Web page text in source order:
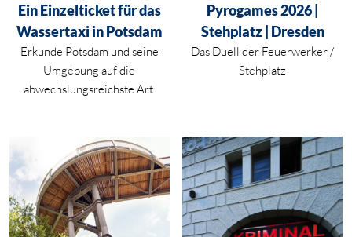
Aktueller Preis ist: 9,90 €.
Ein Einzelticket für das
Wassertaxi in Potsdam
Erkunde Potsdam und seine
Umgebung auf die
abwechslungsreichste Art.
Aktueller Preis ist: 14,00 €.
Pyrogames 2026 |
Stehplatz | Dresden
Das Duell der Feuerwerker /
Stehplatz